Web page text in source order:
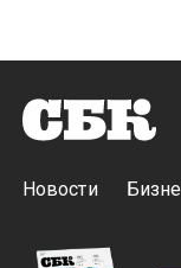
Новости